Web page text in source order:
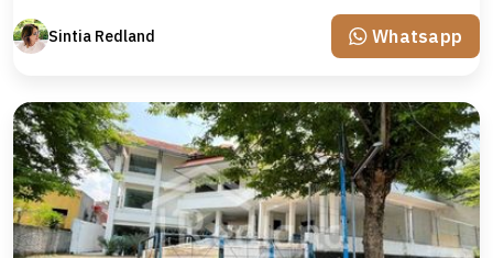
Sintia Redland Whatsapp